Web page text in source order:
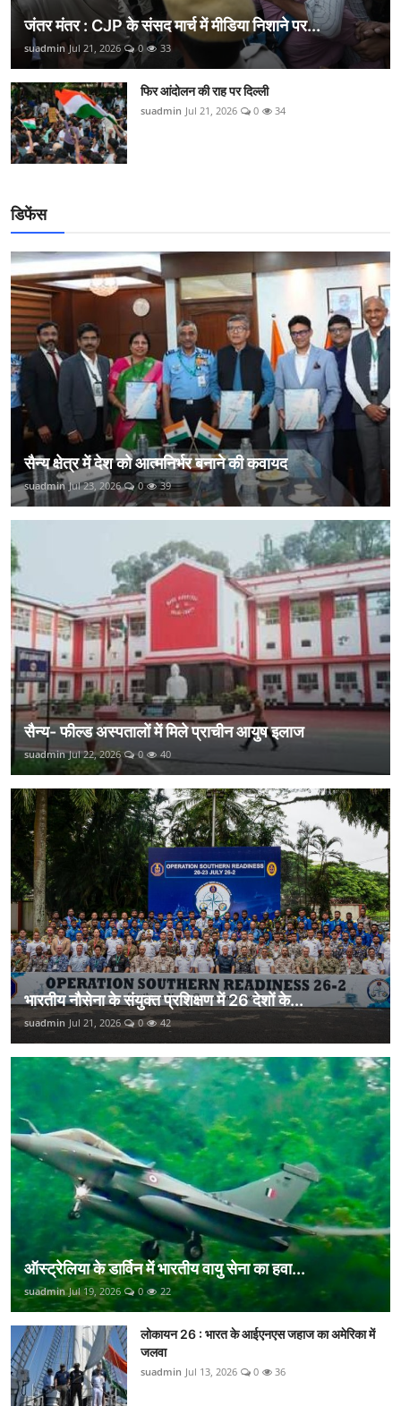
जंतर मंतर : CJP के संसद मार्च में मीडिया निशाने पर...
suadmin Jul 21, 2026 0 33
फिर आंदोलन की राह पर दिल्ली
suadmin Jul 21, 2026 0 34
डिफेंस
सैन्य क्षेत्र में देश को आत्मनिर्भर बनाने की कवायद
suadmin Jul 23, 2026 0 39
सैन्य- फील्ड अस्पतालों में मिले प्राचीन आयुष इलाज
suadmin Jul 22, 2026 0 40
भारतीय नौसेना के संयुक्त प्रशिक्षण में 26 देशों के...
suadmin Jul 21, 2026 0 42
ऑस्ट्रेलिया के डार्विन में भारतीय वायु सेना का हवा...
suadmin Jul 19, 2026 0 22
लोकायन 26 : भारत के आईएनएस जहाज का अमेरिका में
जलवा
suadmin Jul 13, 2026 0 36